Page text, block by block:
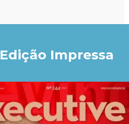
Edição Impressa